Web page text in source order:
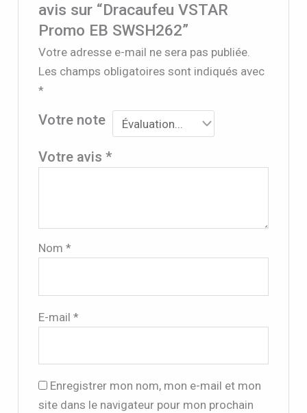
avis sur “Dracaufeu VSTAR
Promo EB SWSH262”
Votre adresse e-mail ne sera pas publiée.
Les champs obligatoires sont indiqués avec
*
Votre note
Votre avis *
Nom *
E-mail *
Enregistrer mon nom, mon e-mail et mon
site dans le navigateur pour mon prochain